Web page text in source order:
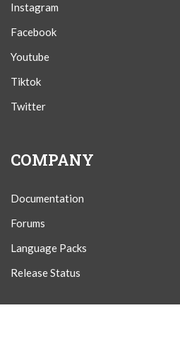
Instagram
Facebook
Youtube
Tiktok
Twitter
COMPANY
Documentation
Forums
Language Packs
Release Status